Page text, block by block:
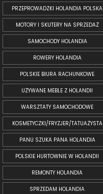
PRZEPROWADZKI HOLANDIA POLSKA
MOTORY I SKUTERY NA SPRZEDAŻ
SAMOCHODY HOLANDIA
ROWERY HOLANDIA
POLSKIE BIURA RACHUNKOWE
UŻYWANE MEBLE Z HOLANDII
WARSZTATY SAMOCHODOWE
KOSMETYCZKI/FRYZJER/TATUAŻYSTA
PANU SZUKA PANA HOLANDIA
POLSKIE HURTOWNIE W HOLANDII
REMONTY HOLANDIA
SPRZEDAM HOLANDIA